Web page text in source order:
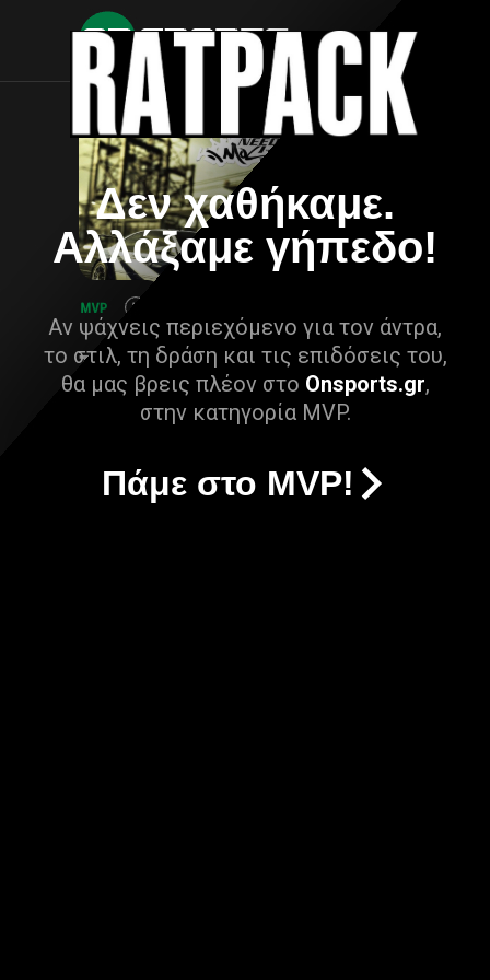
Δεν χαθήκαμε.
Αλλάξαμε γήπεδο!
Αν ψάχνεις περιεχόμενο για τον άντρα,
το στιλ, τη δράση και τις επιδόσεις του,
θα μας βρεις πλέον στο Onsports.gr,
στην κατηγορία MVP.
Πάμε στο MVP!